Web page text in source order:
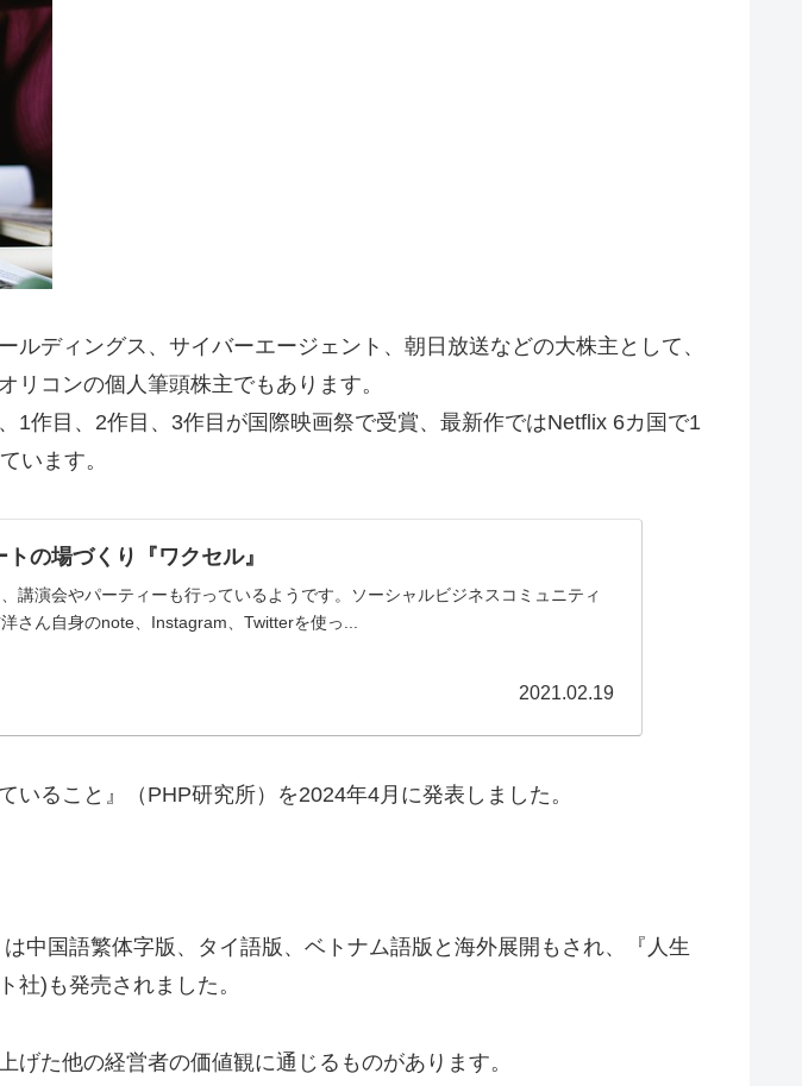
ディングス、サイバーエージェント、朝日放送などの大株主として、
コンの個人筆頭株主でもあります。
1作目、2作目、3作目が国際映画祭で受賞、最新作ではNetflix 6カ国で1
います。
の場づくり『ワクセル』
講演会やパーティーも行っているようです。ソーシャルビジネスコミュニティ
さん自身のnote、Instagram、Twitterを使っ...
2021.02.19
ること』（PHP研究所）を2024年4月に発表しました。
中国語繁体字版、タイ語版、ベトナム語版と海外展開もされ、『人生
社)も発売されました。
た他の経営者の価値観に通じるものがあります。